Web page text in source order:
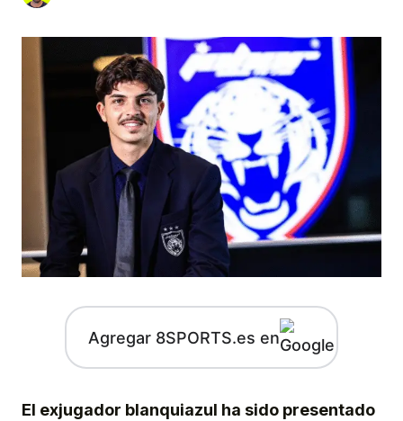
Agregar 8SPORTS.es en
El exjugador blanquiazul ha sido presentado